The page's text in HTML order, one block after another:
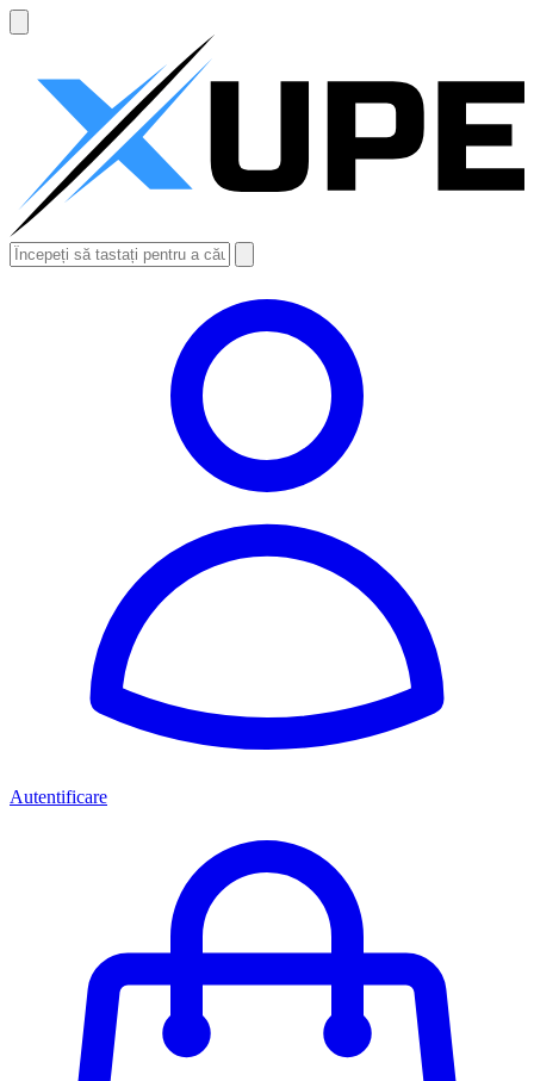
Autentificare